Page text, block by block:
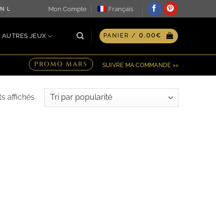
LE JOUR MÊME ♖ OPTION GRAVURE PERSONNALISÉE
Mon Compte Français
AUTRES JEUX PANIER / 0.00€
PROMO MARS SUIVRE MA COMMANDE >>
affichésTrié
par